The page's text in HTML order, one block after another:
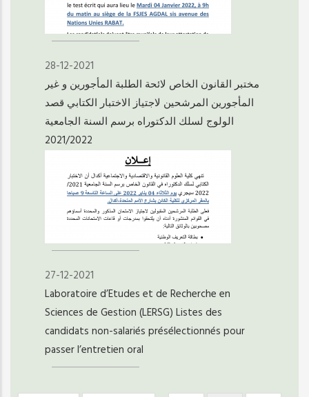
28-12-2021
مختبر القانون الخاص لائحة الطلبة المأجورين و غير
المأجورين المرشحين لاجتياز الاختبار الكتابي قصد
الولوج لسلك الدكتوراه برسم السنة الجامعية
2021/2022
27-12-2021
Laboratoire d’Etudes et de Recherche en
Sciences de Gestion (LERSG) Listes des
candidats non-salariés présélectionnés pour
passer l’entretien oral